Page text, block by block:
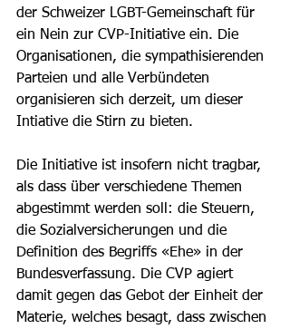
der Schweizer LGBT-Gemeinschaft für
ein Nein zur CVP-Initiative ein. Die
Organisationen, die sympathisierenden
Parteien und alle Verbündeten
organisieren sich derzeit, um dieser
Intiative die Stirn zu bieten.
Die Initiative ist insofern nicht tragbar,
als dass über verschiedene Themen
abgestimmt werden soll: die Steuern,
die Sozialversicherungen und die
Definition des Begriffs «Ehe» in der
Bundesverfassung. Die CVP agiert
damit gegen das Gebot der Einheit der
Materie, welches besagt, dass zwischen